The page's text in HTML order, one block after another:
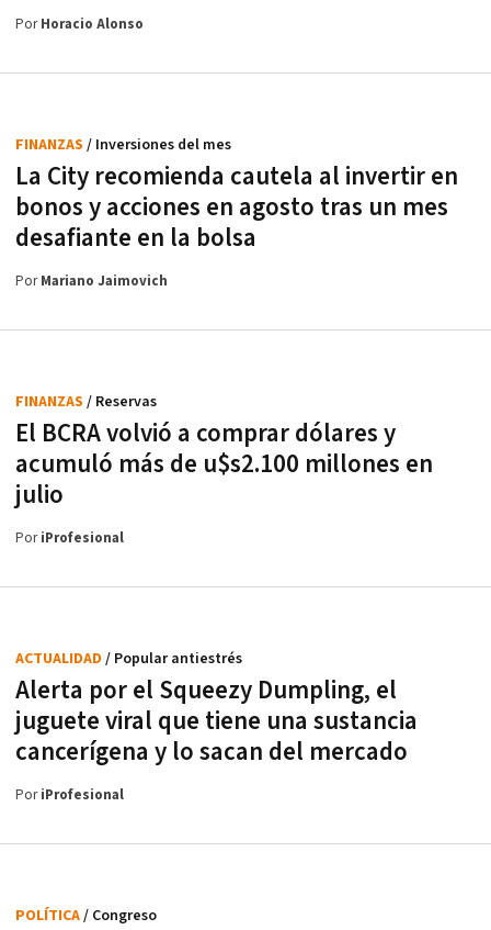
PorHoracio Alonso
La City recomienda cautela al invertir en
bonos y acciones en agosto tras un mes
desafiante en la bolsa
FINANZAS / Inversiones del mes
PorMariano Jaimovich
El BCRA volvió a comprar dólares y
acumuló más de u$s2.100 millones en
julio
FINANZAS / Reservas
PoriProfesional
Alerta por el Squeezy Dumpling, el
juguete viral que tiene una sustancia
cancerígena y lo sacan del mercado
ACTUALIDAD / Popular antiestrés
PoriProfesional
POLÍTICA/ Congreso